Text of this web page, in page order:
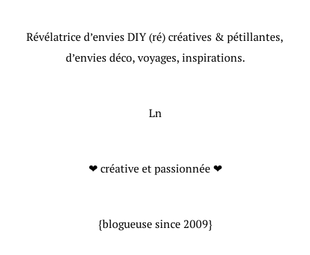
Révélatrice d’envies DIY (ré) créatives & pétillantes,
d’envies déco, voyages, inspirations.
Ln
❤ créative et passionnée ❤
{blogueuse since 2009}